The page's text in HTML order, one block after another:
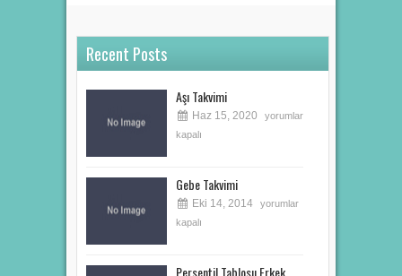
Recent Posts
Aşı Takvimi
Haz 15, 2020
yorumlar
kapalı
Gebe Takvimi
Eki 14, 2014
yorumlar
kapalı
Persentil Tablosu Erkek